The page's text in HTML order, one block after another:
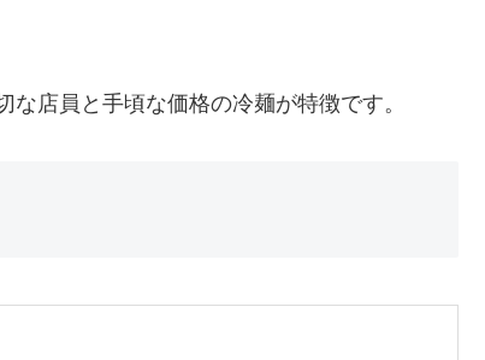
店員と手頃な価格の冷麺が特徴です。